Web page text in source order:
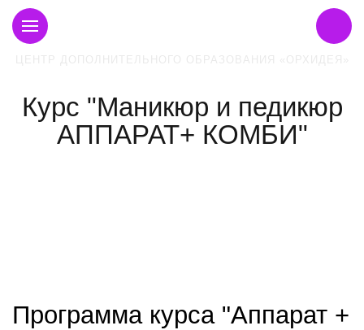
Курс "Маникюр и педикюр
АППАРАТ+ КОМБИ"
Программа курса "Аппарат +